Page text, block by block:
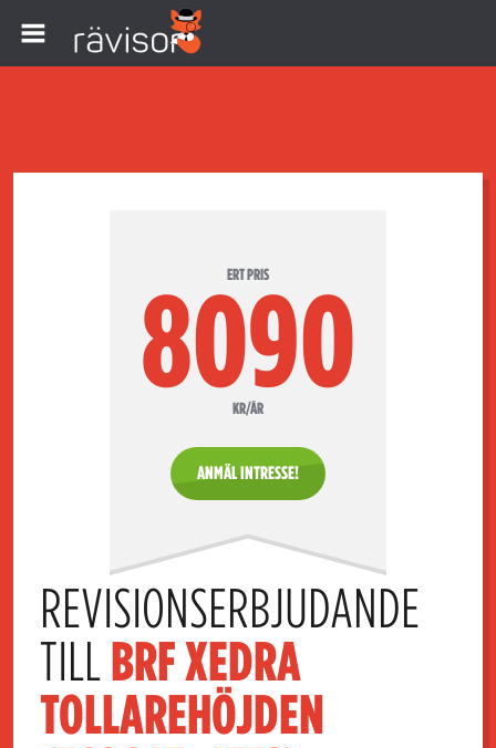
ERT PRIS
8090
KR/ÅR
ANMÄL INTRESSE!
REVISIONSERBJUDANDE
TILL BRF XEDRA
TOLLAREHÖJDEN